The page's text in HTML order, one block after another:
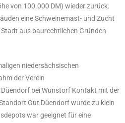
von 100.000 DM) wieder zurück.
eine Schweinemast- und Zucht
aus baurechtlichen Gründen
niedersächsischen
der Verein
bei Wunstorf Kontakt mit der
Gut Düendorf wurde zu klein
war geeignet für eine